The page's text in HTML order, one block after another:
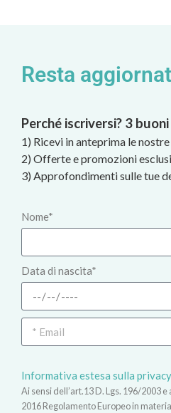
Resta
Perché iscriversi? 3
1) Ricevi in anteprima le
2) Offerte e promozioni
3) Approfondimenti sulle tue
Nome*
Data di nascita*
Informativa estesa sulla privacy
Ai sensi dell’art.13 D. Lgs. 196/2003
2016 Regolamento Europeo in